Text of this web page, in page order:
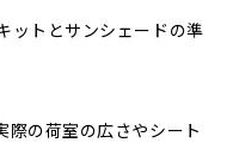
ットとサンシェードの準
際の荷室の広さやシート